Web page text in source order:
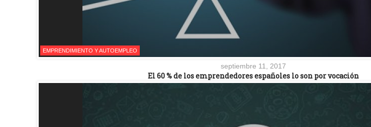
EMPRENDIMIENTO Y AUTOEMPLEO
septiembre 11, 2017
El 60 % de los emprendedores españoles lo son por vocación